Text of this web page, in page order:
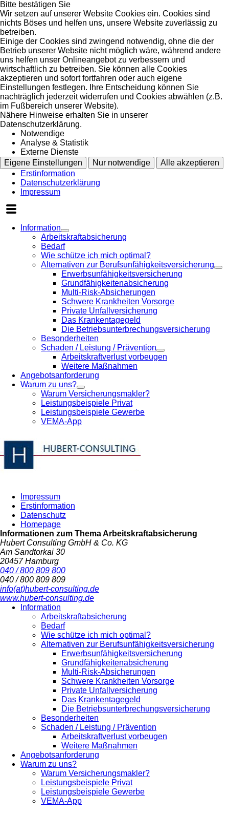
Bitte bestätigen Sie
Wir setzen auf unserer Website Cookies ein. Cookies sind
nichts Böses und helfen uns, unsere Website zuverlässig zu
betreiben.
Einige der Cookies sind zwingend notwendig, ohne die der
Betrieb unserer Website nicht möglich wäre, während andere
uns helfen unser Onlineangebot zu verbessern und
wirtschaftlich zu betreiben. Sie können alle Cookies
akzeptieren und sofort fortfahren oder auch eigene
Einstellungen festlegen. Ihre Entscheidung können Sie
nachträglich jederzeit widerrufen und Cookies abwählen (z.B.
im Fußbereich unserer Website).
Nähere Hinweise erhalten Sie in unserer
Datenschutzerklärung.
Notwendige
Analyse & Statistik
Externe Dienste
Eigene Einstellungen
Nur notwendige
Alle akzeptieren
Erstinformation
Datenschutzerklärung
Impressum
Information
Arbeitskraftabsicherung
Bedarf
Wie schütze ich mich optimal?
Alternativen zur Berufsunfähigkeitsversicherung
Erwerbsunfähigkeitsversicherung
Grundfähigkeitenabsicherung
Multi-Risk-Absicherungen
Schwere Krankheiten Vorsorge
Private Unfallversicherung
Das Krankentagegeld
Die Betriebsunterbrechungsversicherung
Besonderheiten
Schaden / Leistung / Prävention
Arbeitskraftverlust vorbeugen
Weitere Maßnahmen
Angebotsanforderung
Warum zu uns?
Warum Versicherungsmakler?
Leistungsbeispiele Privat
Leistungsbeispiele Gewerbe
VEMA-App
Impressum
Erstinformation
Datenschutz
Homepage
Informationen zum ThemaArbeitskraftabsicherung
Hubert Consulting GmbH & Co. KG
Am Sandtorkai 30
20457 Hamburg
040 / 800 809 800
040 / 800 809 809
info(at)hubert-consulting.de
www.hubert-consulting.de
Information
Arbeitskraftabsicherung
Bedarf
Wie schütze ich mich optimal?
Alternativen zur Berufsunfähigkeitsversicherung
Erwerbsunfähigkeitsversicherung
Grundfähigkeitenabsicherung
Multi-Risk-Absicherungen
Schwere Krankheiten Vorsorge
Private Unfallversicherung
Das Krankentagegeld
Die Betriebsunterbrechungsversicherung
Besonderheiten
Schaden / Leistung / Prävention
Arbeitskraftverlust vorbeugen
Weitere Maßnahmen
Angebotsanforderung
Warum zu uns?
Warum Versicherungsmakler?
Leistungsbeispiele Privat
Leistungsbeispiele Gewerbe
VEMA-App